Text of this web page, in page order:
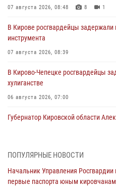
07 августа 2026, 08:48 8 1
В Кирове росгвардейцы задержали
инструмента
07 августа 2026, 08:39
В Кирово-Чепецке росгвардейцы
хулиганстве
06 августа 2026, 07:00
Губернатор Кировской области
поддельной купюры
04 августа 2026, 09:30
ПОПУЛЯРНЫЕ НОВОСТИ
Начальник Управления Росгвардии
первые паспорта юным кировчанам